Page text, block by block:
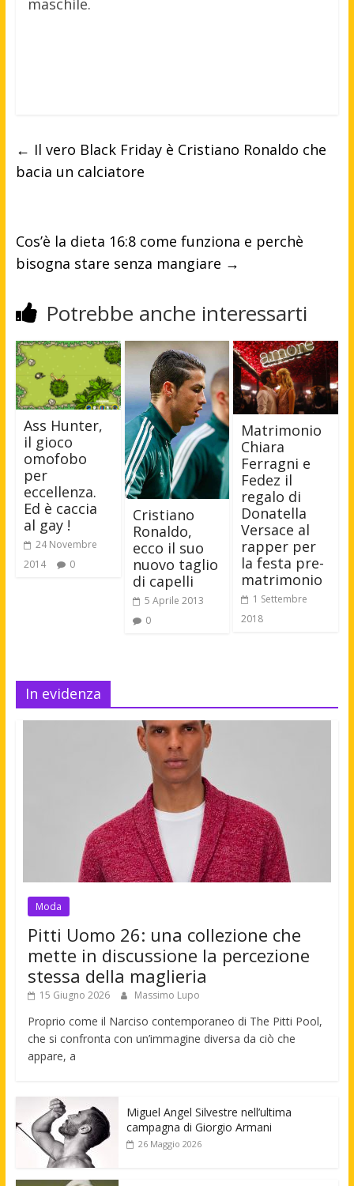
maschile.
← Il vero Black Friday è Cristiano Ronaldo che
bacia un calciatore
Cos’è la dieta 16:8 come funziona e perchè
bisogna stare senza mangiare →
Potrebbe anche interessarti
Ass Hunter,
il gioco
omofobo
per
eccellenza.
Ed è caccia
al gay !
24 Novembre
2014
0
Cristiano
Ronaldo,
ecco il suo
nuovo taglio
di capelli
5 Aprile 2013
0
Matrimonio
Chiara
Ferragni e
Fedez il
regalo di
Donatella
Versace al
rapper per
la festa pre-
matrimonio
1 Settembre
2018
In evidenza
Moda
Pitti Uomo 26: una collezione che
mette in discussione la percezione
stessa della maglieria
15 Giugno 2026 Massimo Lupo
Proprio come il Narciso contemporaneo di The Pitti Pool,
che si confronta con un’immagine diversa da ciò che
appare, a
Miguel Angel Silvestre nell’ultima
campagna di Giorgio Armani
26 Maggio 2026